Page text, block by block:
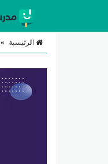
الرئيسية »